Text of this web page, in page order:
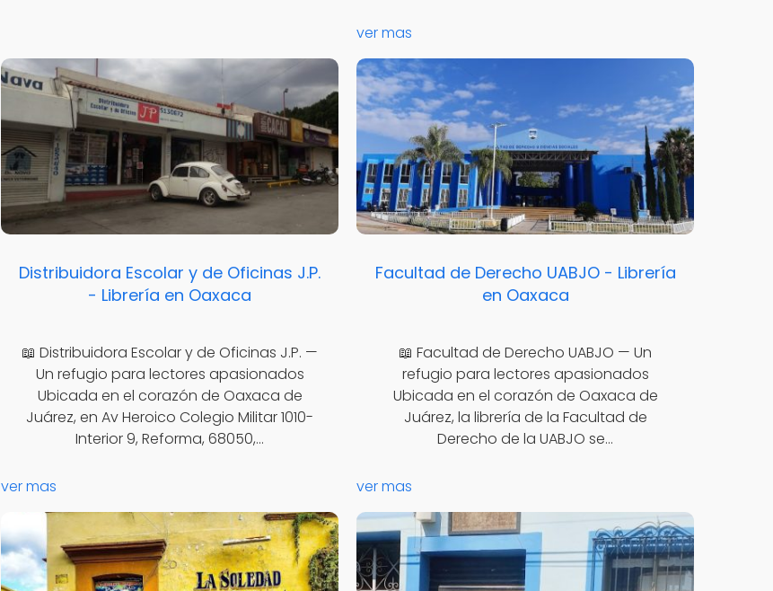
ver mas
Distribuidora Escolar y de Oficinas J.P.
- Librería en Oaxaca
📖 Distribuidora Escolar y de Oficinas J.P. —
Un refugio para lectores apasionados
Ubicada en el corazón de Oaxaca de
Juárez, en Av Heroico Colegio Militar 1010-
Interior 9, Reforma, 68050,…
ver mas
Facultad de Derecho UABJO - Librería
en Oaxaca
📖 Facultad de Derecho UABJO — Un
refugio para lectores apasionados
Ubicada en el corazón de Oaxaca de
Juárez, la librería de la Facultad de
Derecho de la UABJO se…
ver mas